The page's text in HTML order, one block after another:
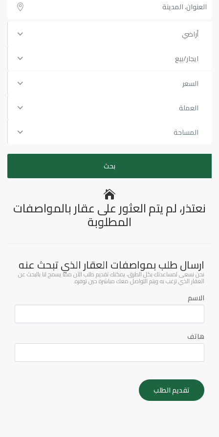
أراضي
ايجار/بيع
السعر
العملة
المساحة
نعتذر، لم يتم العثور على عقار بالمواصفات
المطلوبة
ارسال طلب بمواصفات العقار الذي تبحث عنه
نحن نسعى لمساعدتك بكل الطرق، يمكنك تقديم طلب الآن مما يسمح لنا بالبحث عن
العقار الذي ترغب به ويتم التواصل معك مباشرة حين توفره.
الاسم
هاتف
تقديم الطلب